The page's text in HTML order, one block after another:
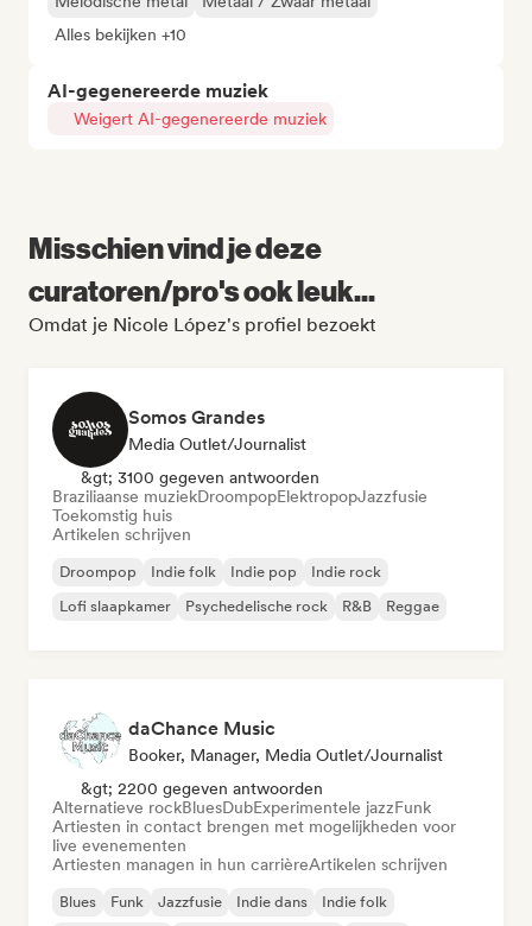
Alles bekijken +10
AI-gegenereerde muziek
Weigert AI-gegenereerde muziek
Misschien vind je deze
curatoren/pro's ook leuk...
Omdat je Nicole López's profiel bezoekt
Somos Grandes
Media Outlet/Journalist
&gt; 3100 gegeven antwoorden
Braziliaanse muziekDroompopElektropopJazzfusie
Toekomstig huis
Artikelen schrijven
Droompop Indie folk Indie pop
Indie rock
Lofi slaapkamer
Psychedelische rock R&B Reggae
daChance Music
Booker, Manager, Media Outlet/Journalist
&gt; 2200 gegeven antwoorden
Alternatieve rockBluesDubExperimentele jazzFunk
Artiesten in contact brengen met mogelijkheden voor
live evenementen
Artiesten managen in hun carrièreArtikelen schrijven
Blues Funk Jazzfusie Indie dans
Indie folk